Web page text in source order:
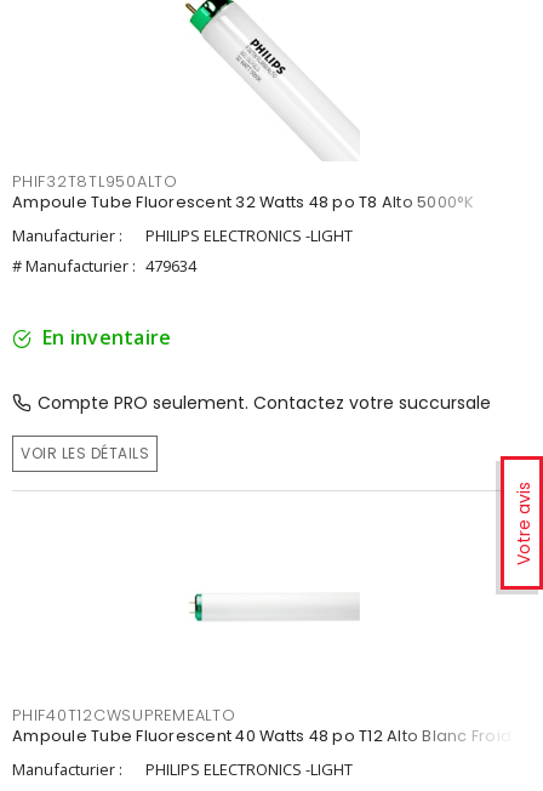
Votre avis
PHIF32T8TL950ALTO
Ampoule Tube Fluorescent 32 Watts 48 po T8 Alto 5000°K
Manufacturier :
PHILIPS ELECTRONICS -LIGHT
# Manufacturier : 479634
En inventaire
Compte PRO seulement. Contactez votre succursale
VOIR LES DÉTAILS
PHIF40T12CWSUPREMEALTO
Ampoule Tube Fluorescent 40 Watts 48 po T12 Alto Blanc Froid
Manufacturier :
PHILIPS ELECTRONICS -LIGHT